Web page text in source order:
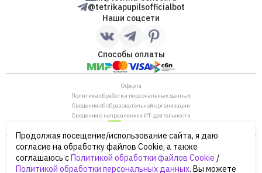
@tetrikapupilsofficialbot
Наши соцсети
Способы оплаты
Оферта
Политика обработки персональных данных
Сведения об образовательной организации
Сведения о направлениях ИТ-деятельности
ОГРН: 1187746880530
ИНН/КПП: 7702446568/770901001
105120, г. Москва, ул. Нижняя Сыромятническая,
дом 10, строение 12, этаж 4
Продолжая посещение/использование сайта, я даю
согласие на обработку файлов Cookie, а также
соглашаюсь сПолитикой обработки файлов Cookie /
Политикой обработки персональных данных. Вы можете